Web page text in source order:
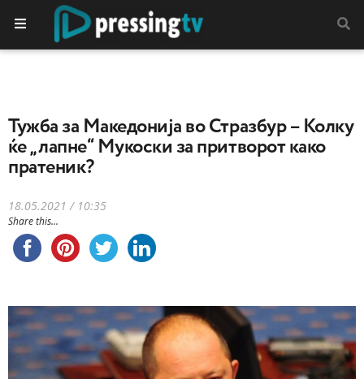
Тужба за Македонија во Стразбур – Колку
ќе „лапне“ Мукоски за притворот како
пратеник?
18.05.2021 / 10:35
Share this...